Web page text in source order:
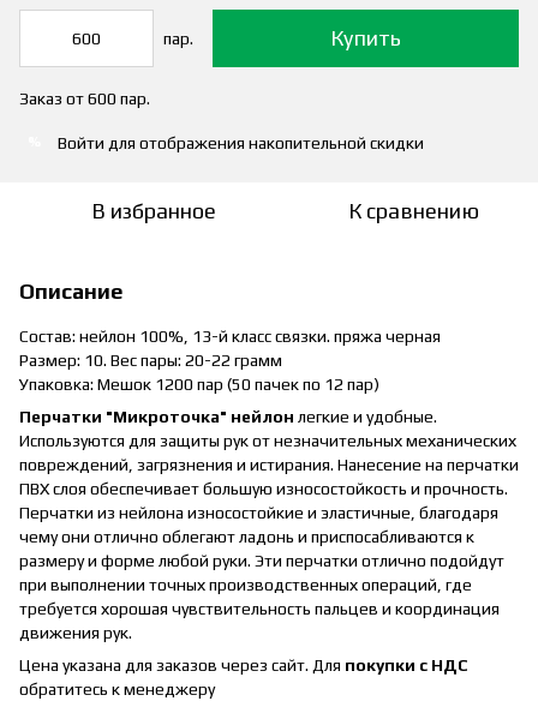
пар. Купить
Заказ от 600 пар.
Войти для отображения накопительной скидки
В избранное К сравнению
Описание
Состав: нейлон 100%, 13-й класс связки. пряжа черная
Размер: 10. Вес пары: 20-22 грамм
Упаковка: Мешок 1200 пар (50 пачек по 12 пар)
Перчатки "Микроточка" нейлон легкие и удобные.
Используются для защиты рук от незначительных механических
повреждений, загрязнения и истирания. Нанесение на перчатки
ПВХ слоя обеспечивает большую износостойкость и прочность.
Перчатки из нейлона износостойкие и эластичные, благодаря
чему они отлично облегают ладонь и приспосабливаются к
размеру и форме любой руки. Эти перчатки отлично подойдут
при выполнении точных производственных операций, где
требуется хорошая чувствительность пальцев и координация
движения рук.
Цена указана для заказов через сайт. Для покупки с НДС
обратитесь к менеджеру